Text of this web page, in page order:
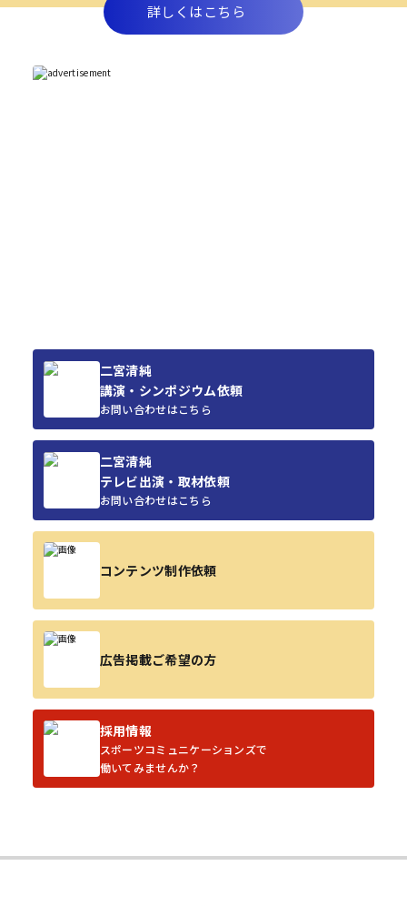
詳しくはこちら
二宮清純
講演・シンポジウム依頼
お問い合わせはこちら
二宮清純
テレビ出演・取材依頼
お問い合わせはこちら
コンテンツ制作依頼
広告掲載ご希望の方
採用情報
スポーツコミュニケーションズで
働いてみませんか？